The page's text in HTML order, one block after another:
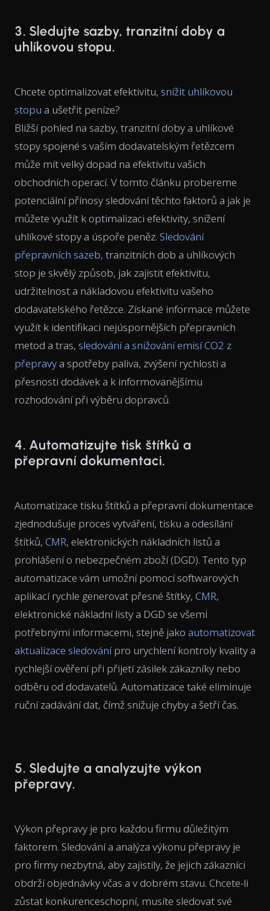
3. Sledujte sazby, tranzitní doby a
uhlíkovou stopu.
Chcete optimalizovat efektivitu, snížit uhlíkovou
stopu a ušetřit peníze?
Bližší pohled na sazby, tranzitní doby a uhlíkové
stopy spojené s vaším dodavatelským řetězcem
může mít velký dopad na efektivitu vašich
obchodních operací. V tomto článku probereme
potenciální přínosy sledování těchto faktorů a jak je
můžete využít k optimalizaci efektivity, snížení
uhlíkové stopy a úspoře peněz. Sledování
přepravních sazeb, tranzitních dob a uhlíkových
stop je skvělý způsob, jak zajistit efektivitu,
udržitelnost a nákladovou efektivitu vašeho
dodavatelského řetězce. Získané informace můžete
využít k identifikaci nejúspornějších přepravních
metod a tras, sledování a snižování emisí CO2 z
přepravy a spotřeby paliva, zvýšení rychlosti a
přesnosti dodávek a k informovanějšímu
rozhodování při výběru dopravců.
4. Automatizujte tisk štítků a
přepravní dokumentaci.
Automatizace tisku štítků a přepravní dokumentace
zjednodušuje proces vytváření, tisku a odesílání
štítků, CMR, elektronických nákladních listů a
prohlášení o nebezpečném zboží (DGD). Tento typ
automatizace vám umožní pomocí softwarových
aplikací rychle generovat přesné štítky, CMR,
elektronické nákladní listy a DGD se všemi
potřebnými informacemi, stejně jako automatizovat
aktualizace sledovánípro urychlení kontroly kvality a
rychlejší ověření při přijetí zásilek zákazníky nebo
odběru od dodavatelů. Automatizace také eliminuje
ruční zadávání dat, čímž snižuje chyby a šetří čas.
5. Sledujte a analyzujte výkon
přepravy.
Výkon přepravy je pro každou firmu důležitým
faktorem. Sledování a analýza výkonu přepravy je
pro firmy nezbytná, aby zajistily, že jejich zákazníci
obdrží objednávky včas a v dobrém stavu. Chcete-li
zůstat konkurenceschopní, musíte sledovat své